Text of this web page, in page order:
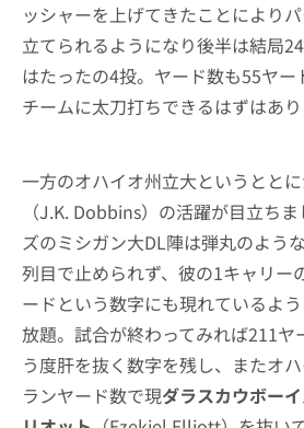
ッシャーを上げてきたことにより
立てられるようになり後半は結局
はたったの4投。ヤード数も55ヤ
チームに太刀打ちできるはずはあり
一方のオハイオ州立大というとと
（J.K. Dobbins）の活躍が目立ち
ズのミシガン大DL陣は弾丸のよう
列目で止められず、彼の1キャリー
ードという数字にも現れているよ
放題。試合が終わってみれば211ヤ
う度肝を抜く数字を残し、またオ
ランヤード数で現ダラスカウボー